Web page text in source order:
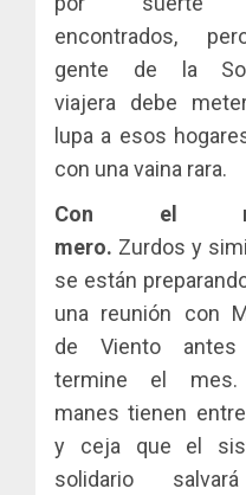
encontrados,
gente de la
viajera debe
lupa a esos
con una vaina rara.
Con el
mero. Zurdos y
se están
una reunión con
de Viento
termine el
manes tienen
y ceja que el
solidario